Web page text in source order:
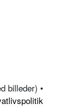
billeder) •